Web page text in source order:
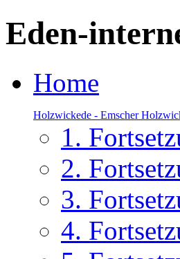
Eden-
Home
Holzwickede - Emscher
1.
2.
3.
4.